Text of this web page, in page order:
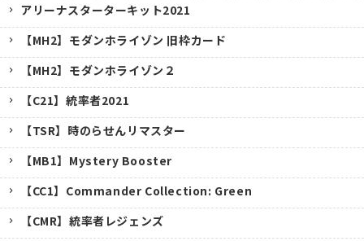
アリーナスターターキット2021
【MH2】モダンホライゾン 旧枠カード
【MH2】モダンホライゾン２
【C21】統率者2021
【TSR】時のらせんリマスター
【MB1】Mystery Booster
【CC1】Commander Collection: Green
【CMR】統率者レジェンズ